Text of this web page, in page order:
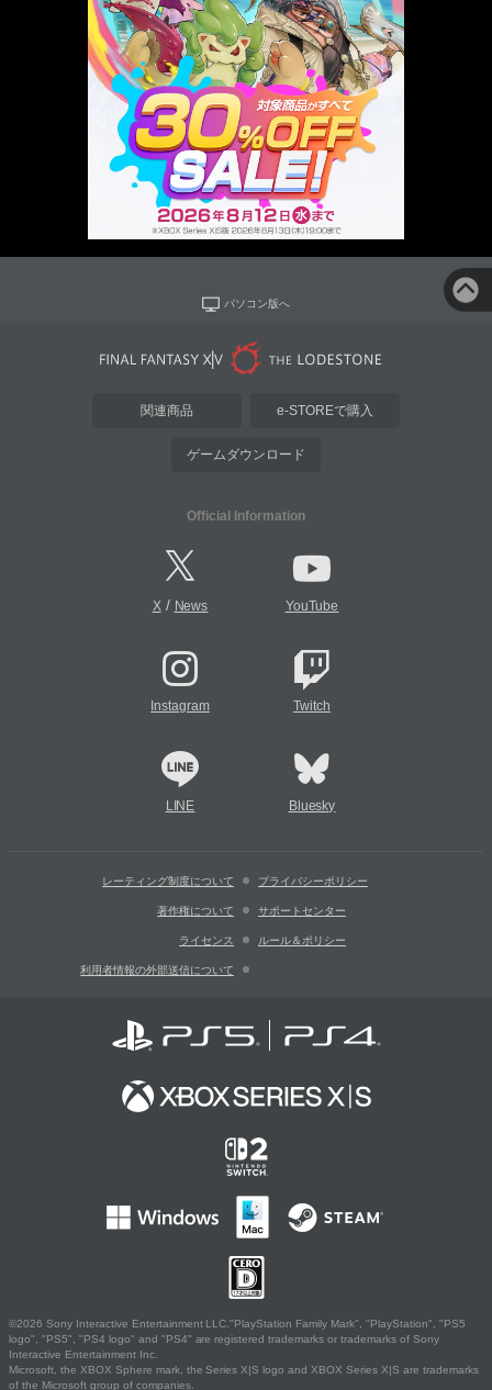
パソコン版へ
関連商品 e-STOREで購入
ゲームダウンロード
Official Information
X/ News YouTube
Instagram Twitch
LINE Bluesky
レーティング制度について プライバシーポリシー
著作権について サポートセンター
ライセンス ルール＆ポリシー
利用者情報の外部送信について
©2026 Sony Interactive Entertainment LLC."PlayStation Family Mark", "PlayStation", "PS5
logo", "PS5", "PS4 logo" and "PS4" are registered trademarks or trademarks of Sony
Interactive Entertainment Inc.
Microsoft, the XBOX Sphere mark, the Series X|S logo and XBOX Series X|S are trademarks
of the Microsoft group of companies.